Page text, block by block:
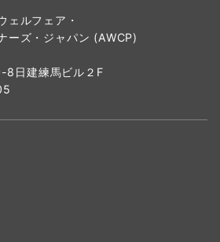
ェルフェア・
ーズ・ジャパン (AWCP)
8日建練馬ビル２F